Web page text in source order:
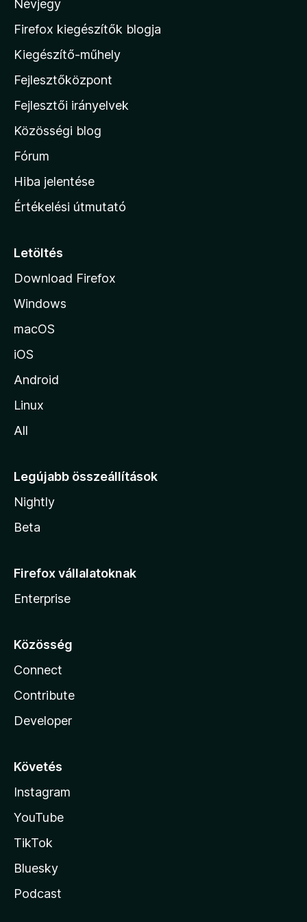
a
M
z
i
l
a
h
o
l
p
á
r
Névjegy
Firefox kiegészítők blogja
Kiegészítő-műhely
Fejlesztőközpont
Fejlesztői irányelvek
Közösségi blog
Fórum
Hiba jelentése
Értékelési útmutató
Letöltés
Download Firefox
Windows
macOS
iOS
Android
Linux
All
Legújabb összeállítások
Nightly
Beta
Firefox vállalatoknak
Enterprise
Közösség
Connect
Contribute
Developer
Követés
Instagram
YouTube
TikTok
Bluesky
Podcast